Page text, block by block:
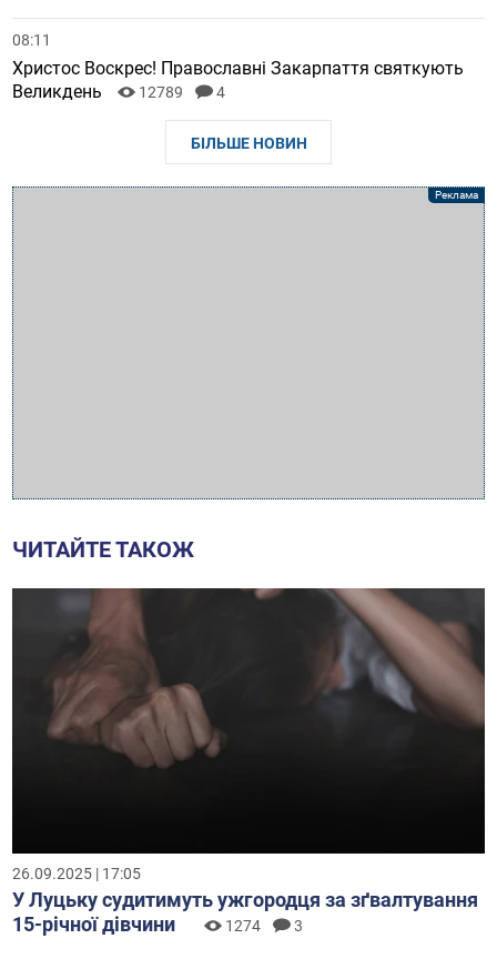
08:11
Христос Воскрес! Православні Закарпаття святкують
Великдень
12789 4
БІЛЬШЕ НОВИН
ЧИТАЙТЕ ТАКОЖ
26.09.2025 | 17:05
У Луцьку судитимуть ужгородця за зґвалтування
15-річної дівчини
1274 3